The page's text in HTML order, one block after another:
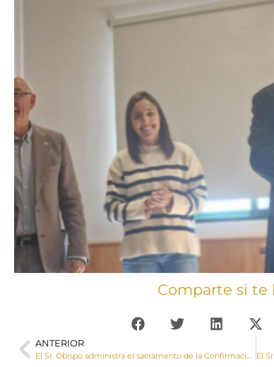
Comparte si te
ANTERIOR
El Sr. Obispo administra el sacramento de la Confirmación a un grupo de jóvenes de Horcajo de Santiago